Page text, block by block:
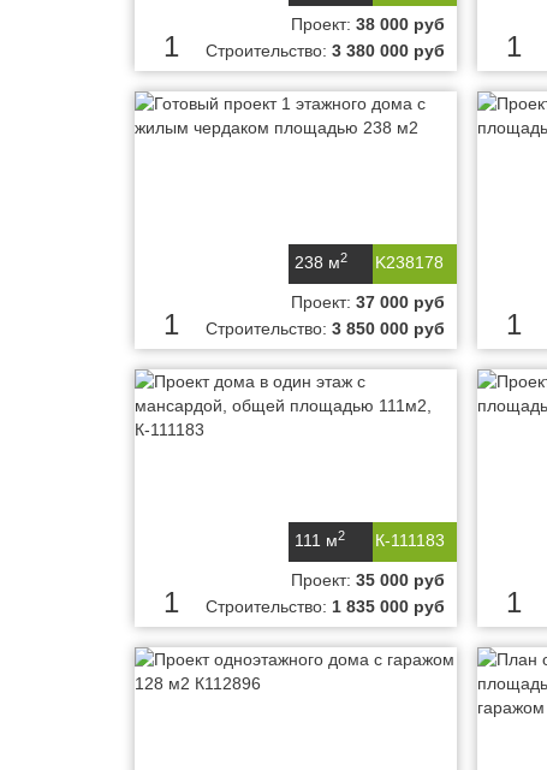
1
Проект: 38 000 руб
Строительство: 3 380 000 руб 1
K238178
238 м2
1
Проект: 37 000 руб
Строительство: 3 850 000 руб 1
К-111183
111 м2
1
Проект: 35 000 руб
Строительство: 1 835 000 руб 1